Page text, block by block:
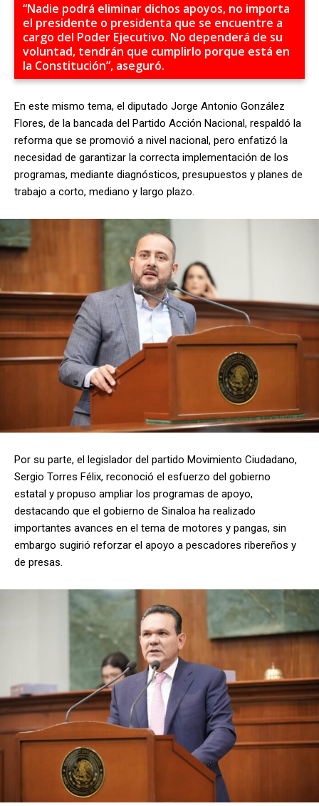
“Nadie podrá eliminar dichos apoyos, no importa
el presidente o presidenta que se encuentre a
cargo del Poder Ejecutivo. No dependerá de su
voluntad, tendrán que cumplirlo porque está en
la Constitución”, aseguró.
En este mismo tema, el diputado Jorge Antonio González
Flores, de la bancada del Partido Acción Nacional, respaldó la
reforma que se promovió a nivel nacional, pero enfatizó la
necesidad de garantizar la correcta implementación de los
programas, mediante diagnósticos, presupuestos y planes de
trabajo a corto, mediano y largo plazo.
Por su parte, el legislador del partido Movimiento Ciudadano,
Sergio Torres Félix, reconoció el esfuerzo del gobierno
estatal y propuso ampliar los programas de apoyo,
destacando que el gobierno de Sinaloa ha realizado
importantes avances en el tema de motores y pangas, sin
embargo sugirió reforzar el apoyo a pescadores ribereños y
de presas.